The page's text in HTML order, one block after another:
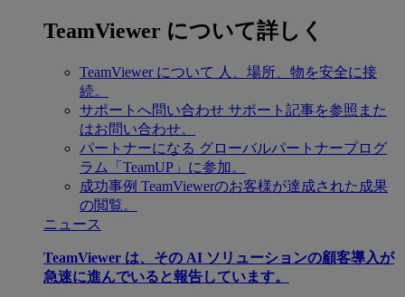
TeamViewer について詳しく
TeamViewer について 人、場所、物を安全に接
続。
サポートへ問い合わせ サポート記事を参照また
はお問い合わせ。
パートナーになる グローバルパートナープログ
ラム「TeamUP」に参加。
成功事例 TeamViewerのお客様が達成された成果
の閲覧。
ニュース
TeamViewer は、その AI ソリューションの顧客導入が
急速に進んでいると報告しています。